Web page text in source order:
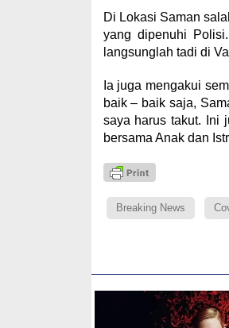
Di Lokasi Saman
yang dipenuhi
langsunglah tadi di
Ia juga mengakui
baik – baik saja,
saya harus takut. Ini
bersama Anak dan
Breaking News